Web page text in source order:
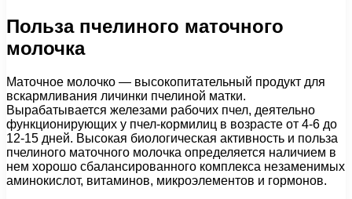
Польза пчелиного маточного
молочка
Маточное молочко — высокопитательный продукт для
вскармливания личинки пчелиной матки.
Вырабатывается железами рабочих пчел, деятельно
функционирующих у пчел-кормилиц в возрасте от 4-6 до
12-15 дней. Высокая биологическая активность и польза
пчелиного маточного молочка определяется наличием в
нем хорошо сбалансированного комплекса незаменимых
аминокислот, витаминов, микроэлементов и гормонов.